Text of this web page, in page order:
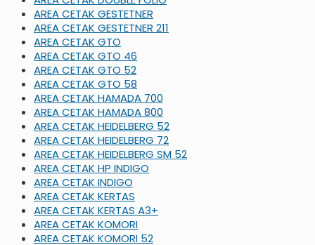
AREA CETAK GESTETNER
AREA CETAK GESTETNER 211
AREA CETAK GTO
AREA CETAK GTO 46
AREA CETAK GTO 52
AREA CETAK GTO 58
AREA CETAK HAMADA 700
AREA CETAK HAMADA 800
AREA CETAK HEIDELBERG 52
AREA CETAK HEIDELBERG 72
AREA CETAK HEIDELBERG SM 52
AREA CETAK HP INDIGO
AREA CETAK INDIGO
AREA CETAK KERTAS
AREA CETAK KERTAS A3+
AREA CETAK KOMORI
AREA CETAK KOMORI 52